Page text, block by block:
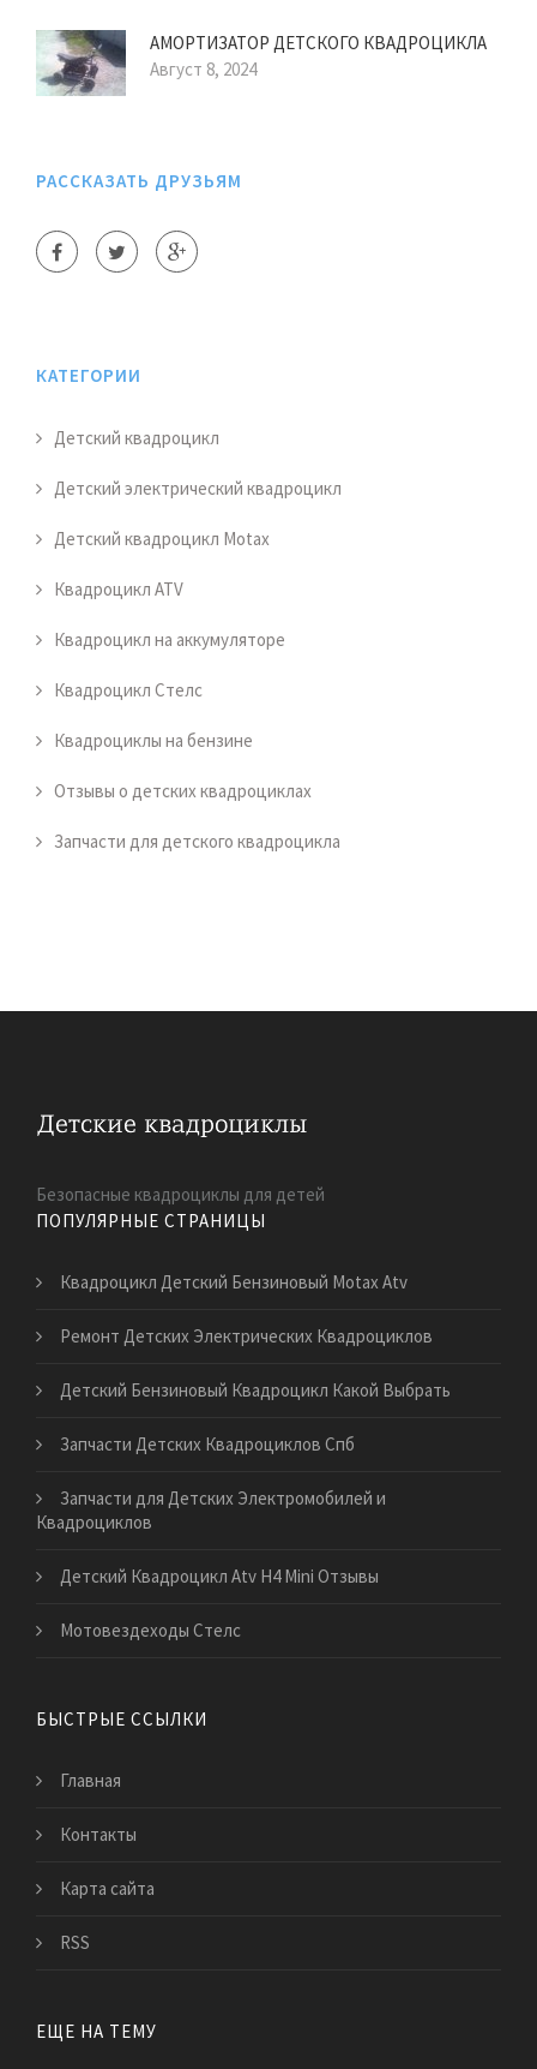
АМОРТИЗАТОР ДЕТСКОГО КВАДРОЦИКЛА
Август 8, 2024
РАССКАЗАТЬ ДРУЗЬЯМ
КАТЕГОРИИ
Детский квадроцикл
Детский электрический квадроцикл
Детский квадроцикл Motax
Квадроцикл ATV
Квадроцикл на аккумуляторе
Квадроцикл Стелс
Квадроциклы на бензине
Отзывы о детских квадроциклах
Запчасти для детского квадроцикла
Безопасные квадроциклы для детей
ПОПУЛЯРНЫЕ СТРАНИЦЫ
Квадроцикл Детский Бензиновый Motax Atv
Ремонт Детских Электрических Квадроциклов
Детский Бензиновый Квадроцикл Какой Выбрать
Запчасти Детских Квадроциклов Спб
Запчасти для Детских Электромобилей и
Квадроциклов
Детский Квадроцикл Atv H4 Mini Отзывы
Мотовездеходы Стелс
БЫСТРЫЕ ССЫЛКИ
Главная
Контакты
Карта сайта
RSS
ЕЩЕ НА ТЕМУ